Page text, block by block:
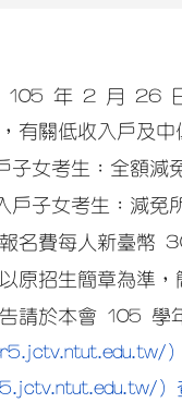
105 年 2 月 26
有關低收入戶及中
子女考生：全額減
戶子女考生：減免
名費每人新臺幣
原招生簡章為準，
請於本會 105 學
）